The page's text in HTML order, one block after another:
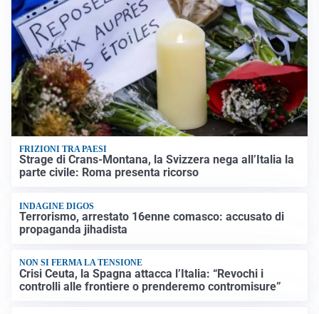
FRIZIONI TRA PAESI
Strage di Crans-Montana, la Svizzera nega all’Italia la
parte civile: Roma presenta ricorso
INDAGINE DIGOS
Terrorismo, arrestato 16enne comasco: accusato di
propaganda jihadista
NON SI FERMA LA TENSIONE
Crisi Ceuta, la Spagna attacca l’Italia: “Revochi i
controlli alle frontiere o prenderemo contromisure”